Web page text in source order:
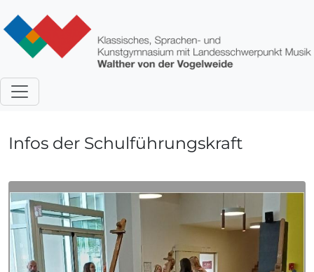
Infos der Schulführungskraft